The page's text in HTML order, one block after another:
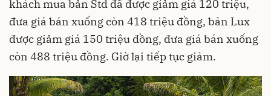
khách mua bản Std đã được giảm giá 120 triệu,
đưa giá bán xuống còn 418 triệu đồng, bản Lux
được giảm giá 150 triệu đồng, đưa giá bán xuống
còn 488 triệu đồng. Giờ lại tiếp tục giảm.